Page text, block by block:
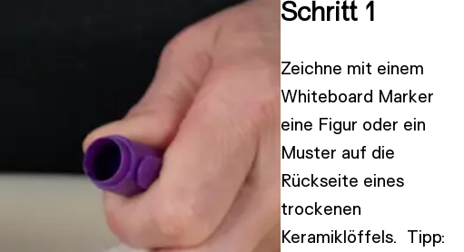
Schritt 1
Zeichne mit einem
Whiteboard Marker
eine Figur oder ein
Muster auf die
Rückseite eines
trockenen
Keramiklöffels. Tipp: